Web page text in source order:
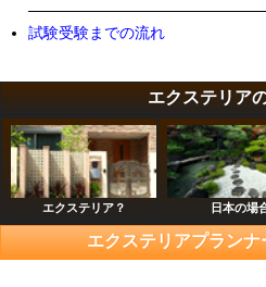
試験受験までの流れ
エクステリア
エクステリア？ 日本の場
エクステリアプラン